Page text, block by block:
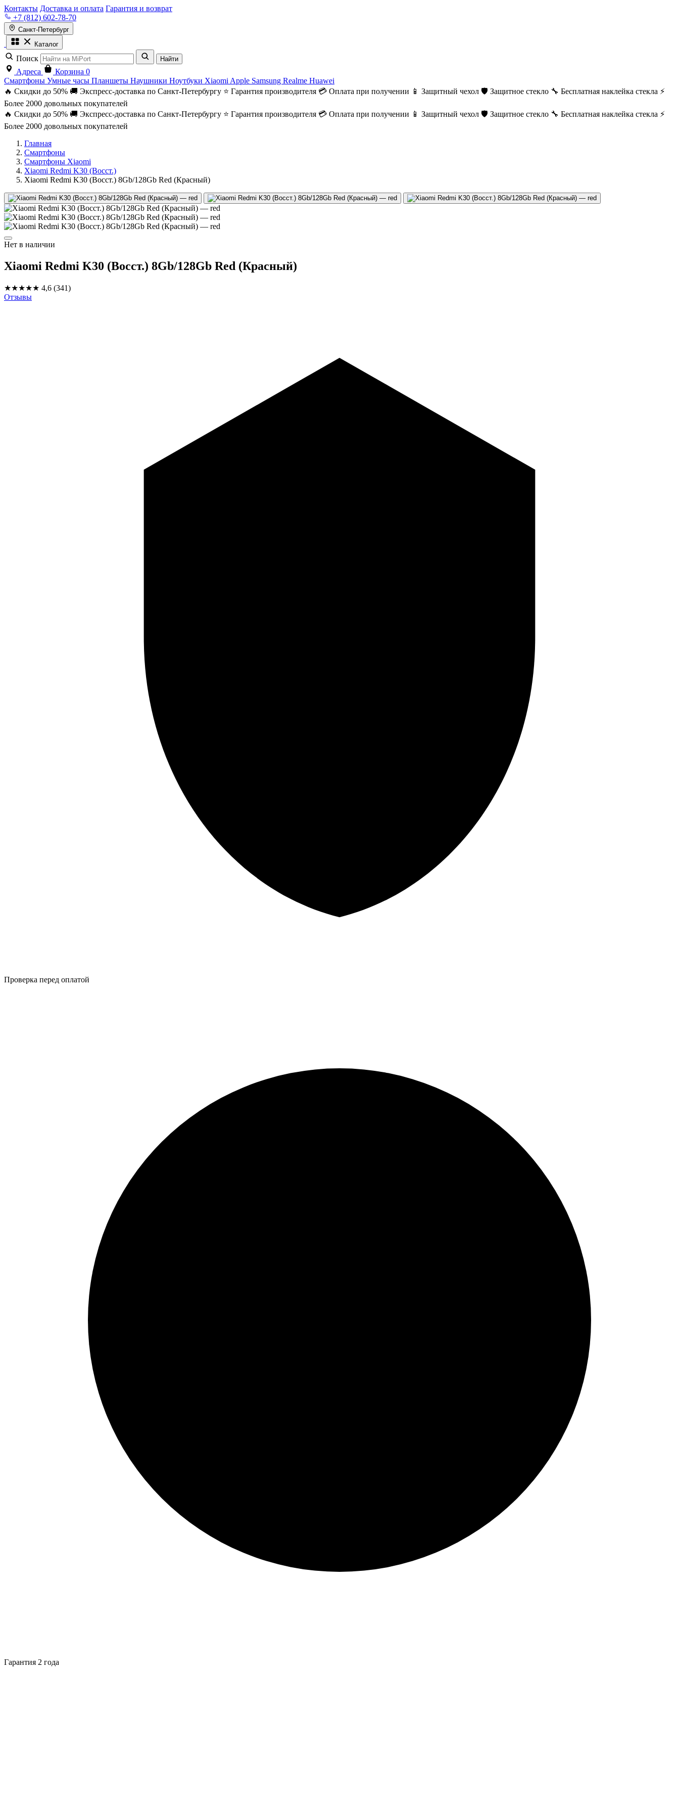
Контакты Доставка и оплата Гарантия и возврат
+7 (812) 602-78-70
Санкт-Петербург
Каталог
Поиск Найти
Адреса Корзина 0
Смартфоны Умные часы Планшеты Наушники Ноутбуки Xiaomi Apple Samsung Realme Huawei
🔥 Скидки до 50% 🚚 Экспресс-доставка по Санкт-Петербургу ⭐ Гарантия производителя 💳 Оплата при получении 📱 Защитный чехол 🛡️ Защитное стекло 🔧 Бесплатная наклейка стекла ⚡
Более 2000 довольных покупателей
🔥 Скидки до 50% 🚚 Экспресс-доставка по Санкт-Петербургу ⭐ Гарантия производителя 💳 Оплата при получении 📱 Защитный чехол 🛡️ Защитное стекло 🔧 Бесплатная наклейка стекла ⚡
Более 2000 довольных покупателей
Главная
Смартфоны
Смартфоны Xiaomi
Xiaomi Redmi K30 (Восст.)
Xiaomi Redmi K30 (Восст.) 8Gb/128Gb Red (Красный)
Нет в наличии
Xiaomi Redmi K30 (Восст.) 8Gb/128Gb Red (Красный)
★★★★★ 4,6 (341)
Отзывы
Проверка перед оплатой
Гарантия 2 года